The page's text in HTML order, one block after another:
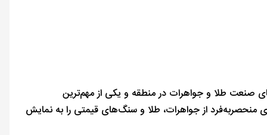
صنعت طلا و جواهرات در منطقه و یکی از مهم‌ترین
از جواهرات، طلا و سنگ‌های قیمتی را به نمایش